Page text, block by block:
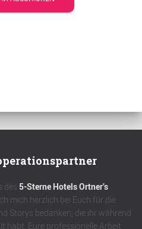
des 5-Sterne Hotels Ortner’s
mich herzlich bei Euch für die
Storys bedanken, die ihr während
habt. Eure professionelle Arbeit